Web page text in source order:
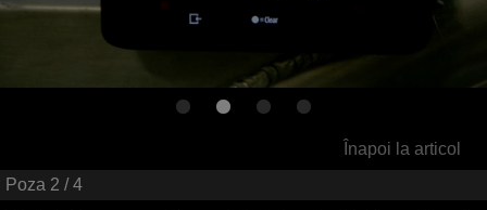
Înapoi la articol
Poza 2 / 4